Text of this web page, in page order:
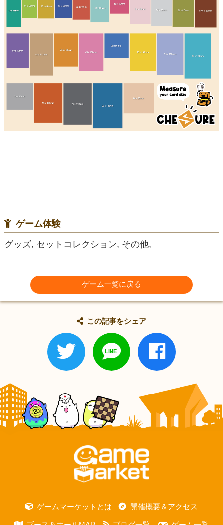
ゲーム体験
グッズ, セットコレクション, その他,
ゲーム一覧に戻る
この記事をシェア
ゲームマーケットとは 開催概要＆アクセス